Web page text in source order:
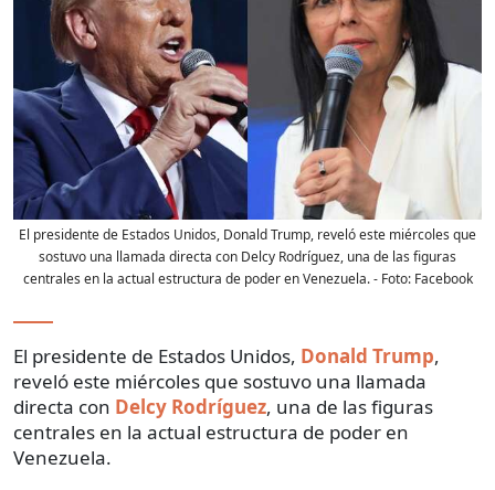
El presidente de Estados Unidos, Donald Trump, reveló este miércoles que
sostuvo una llamada directa con Delcy Rodríguez, una de las figuras
centrales en la actual estructura de poder en Venezuela.- Foto: Facebook
El presidente de Estados Unidos, Donald Trump,
reveló este miércoles que sostuvo una llamada
directa con Delcy Rodríguez, una de las figuras
centrales en la actual estructura de poder en
Venezuela.